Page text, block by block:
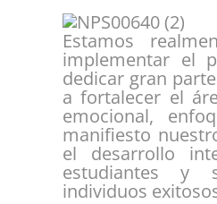
Estamos
implementar el
dedicar gran
a fortalecer el
emocional,
manifiesto
el desarrollo
estudiantes y
individuos